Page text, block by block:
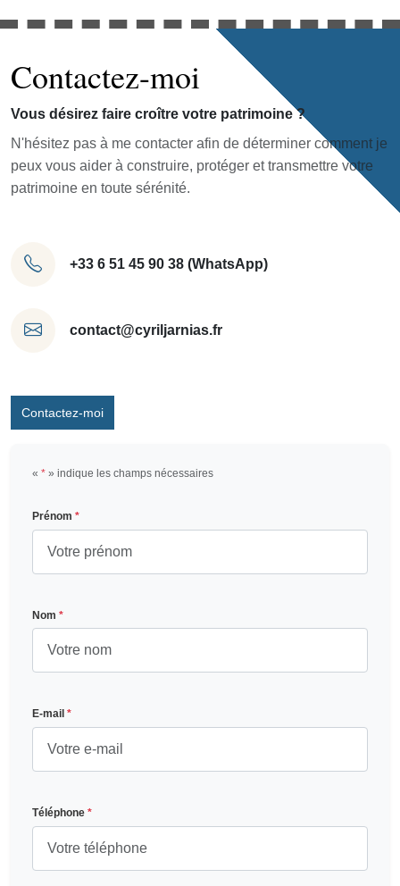
Contactez-moi
Vous désirez faire croître votre patrimoine ?
N'hésitez pas à me contacter afin de déterminer comment je
peux vous aider à construire, protéger et transmettre votre
patrimoine en toute sérénité.
+33 6 51 45 90 38 (WhatsApp)
contact@cyriljarnias.fr
Contactez-moi
« * » indique les champs nécessaires
Prénom *
Nom *
E-mail *
Téléphone *